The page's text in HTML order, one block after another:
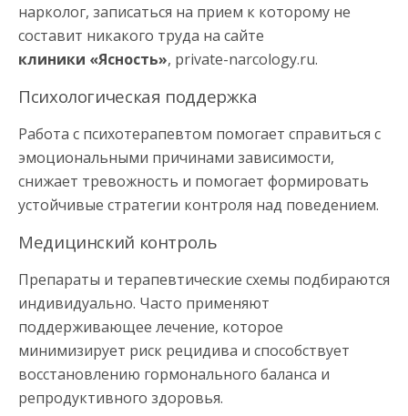
нарколог, записаться на прием к которому не
составит никакого труда на сайте
клиники «Ясность», private-narcology.ru.
Психологическая поддержка
Работа с психотерапевтом помогает справиться с
эмоциональными причинами зависимости,
снижает тревожность и помогает формировать
устойчивые стратегии контроля над поведением.
Медицинский контроль
Препараты и терапевтические схемы подбираются
индивидуально. Часто применяют
поддерживающее лечение, которое
минимизирует риск рецидива и способствует
восстановлению гормонального баланса и
репродуктивного здоровья.